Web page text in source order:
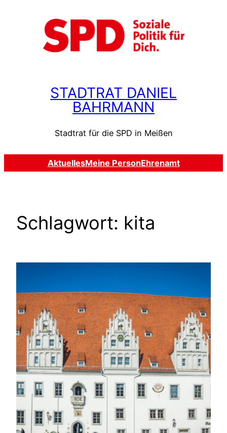
STADTRAT DANIEL
BAHRMANN
Stadtrat für die SPD in Meißen
AktuellesMeine PersonEhrenamt
Schlagwort: kita